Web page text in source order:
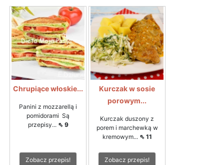
Chrupiące włoskie...
Panini z mozzarellą i
pomidorami Są
przepisy... ⇖ 9
Zobacz przepis!
Kurczak w sosie
porowym...
Kurczak duszony z
porem i marchewką w
kremowym... ⇖ 11
Zobacz przepis!